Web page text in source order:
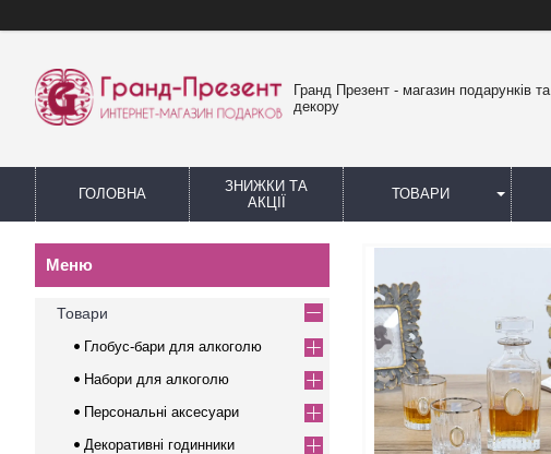
Гранд Презент - магазин подарунків та
декору
ГОЛОВНА
ЗНИЖКИ ТА
АКЦІЇ
ТОВАРИ
Товари
Глобус-бари для алкоголю
Набори для алкоголю
Персональні аксесуари
Декоративні годинники